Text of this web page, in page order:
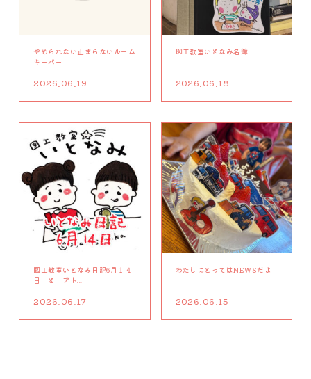
やめられない止まらないルーム
キーパー
2026.06.19
図工教室いとなみ名簿
2026.06.18
図工教室いとなみ日記6月１４
日 と アト...
2026.06.17
わたしにとってはNEWSだよ
2026.06.15